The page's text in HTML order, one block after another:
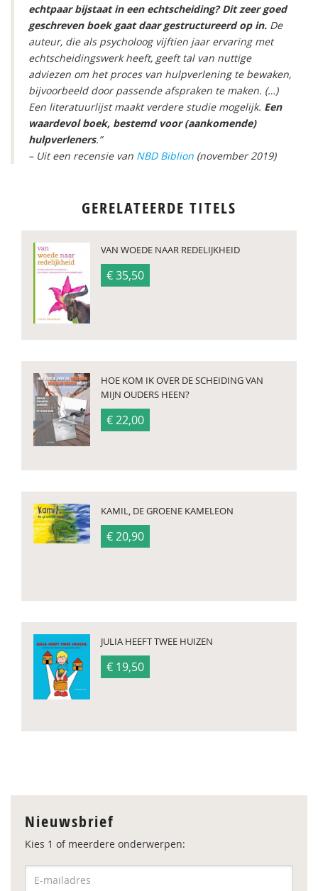
echtpaar bijstaat in een echtscheiding? Dit zeer goed
geschreven boek gaat daar gestructureerd op in. De
auteur, die als psycholoog vijftien jaar ervaring met
echtscheidingswerk heeft, geeft tal van nuttige
adviezen om het proces van hulpverlening te bewaken,
bijvoorbeeld door passende afspraken te maken. (…)
Een literatuurlijst maakt verdere studie mogelijk. Een
waardevol boek, bestemd voor (aankomende)
hulpverleners.”
– Uit een recensie van NBD Biblion (november 2019)
GERELATEERDE TITELS
VAN WOEDE NAAR REDELIJKHEID
€ 35,50
HOE KOM IK OVER DE SCHEIDING VAN
MIJN OUDERS HEEN?
€ 22,00
KAMIL, DE GROENE KAMELEON
€ 20,90
JULIA HEEFT TWEE HUIZEN
€ 19,50
Nieuwsbrief
Kies 1 of meerdere onderwerpen: